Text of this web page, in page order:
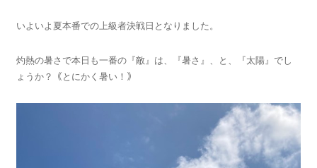
いよいよ夏本番での上級者決戦日となりました。
灼熱の暑さで本日も一番の『敵』は、『暑さ』、と、『太陽』でし
ょうか？｟とにかく暑い！｠